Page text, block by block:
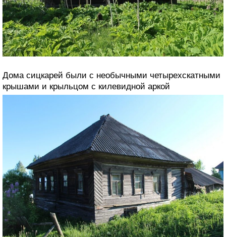
Дома сицкарей были с необычными четырехскатными
крышами и крыльцом с килевидной аркой